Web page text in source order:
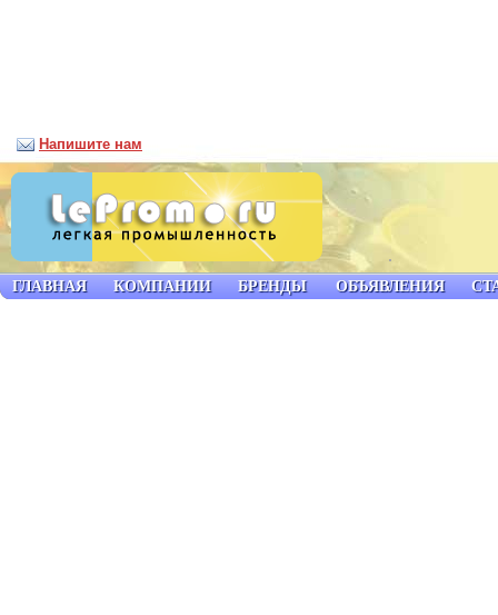
ГЛАВНАЯ КОМПАНИИ БРЕНДЫ ОБЪЯВЛЕНИЯ
Напишите нам